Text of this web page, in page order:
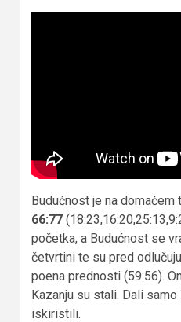
Budućnost je na
66:77
početka, a Budućnost se
četvrtini te su pred
poena prednosti (59:56).
Kazanju su stali. Dali samo
iskiristili.